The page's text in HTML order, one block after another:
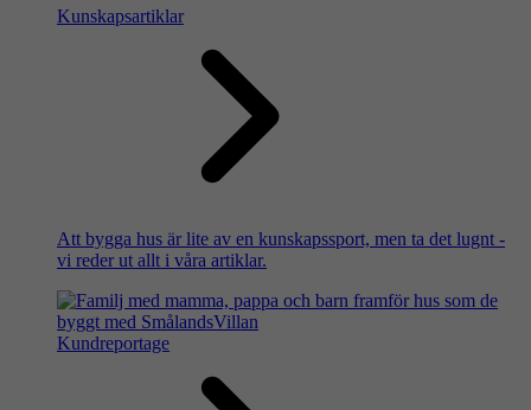
Kunskapsartiklar
Att bygga hus är lite av en kunskapssport, men ta det lugnt -
vi reder ut allt i våra artiklar.
Kundreportage